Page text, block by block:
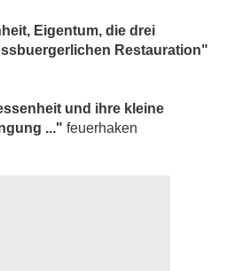
Eigentum, die drei
Restauration"
und ihre kleine
..." feuerhaken